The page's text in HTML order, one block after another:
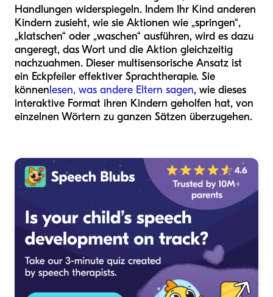
Handlungen widerspiegeln. Indem Ihr Kind anderen
Kindern zusieht, wie sie Aktionen wie „springen“,
„klatschen“ oder „waschen“ ausführen, wird es dazu
angeregt, das Wort und die Aktion gleichzeitig
nachzuahmen. Dieser multisensorische Ansatz ist
ein Eckpfeiler effektiver Sprachtherapie. Sie
können lesen, was andere Eltern sagen, wie dieses
interaktive Format ihren Kindern geholfen hat, von
einzelnen Wörtern zu ganzen Sätzen überzugehen.